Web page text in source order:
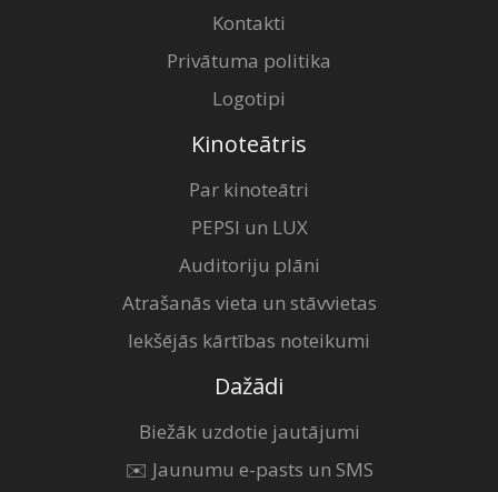
Kontakti
Privātuma politika
Logotipi
Kinoteātris
Par kinoteātri
PEPSI un LUX
Auditoriju plāni
Atrašanās vieta un stāvvietas
Iekšējās kārtības noteikumi
Dažādi
Biežāk uzdotie jautājumi
✉️ Jaunumu e-pasts un SMS